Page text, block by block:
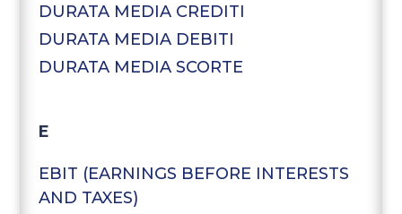
DURATA MEDIA CREDITI
DURATA MEDIA DEBITI
DURATA MEDIA SCORTE
E
EBIT (EARNINGS BEFORE INTERESTS
AND TAXES)